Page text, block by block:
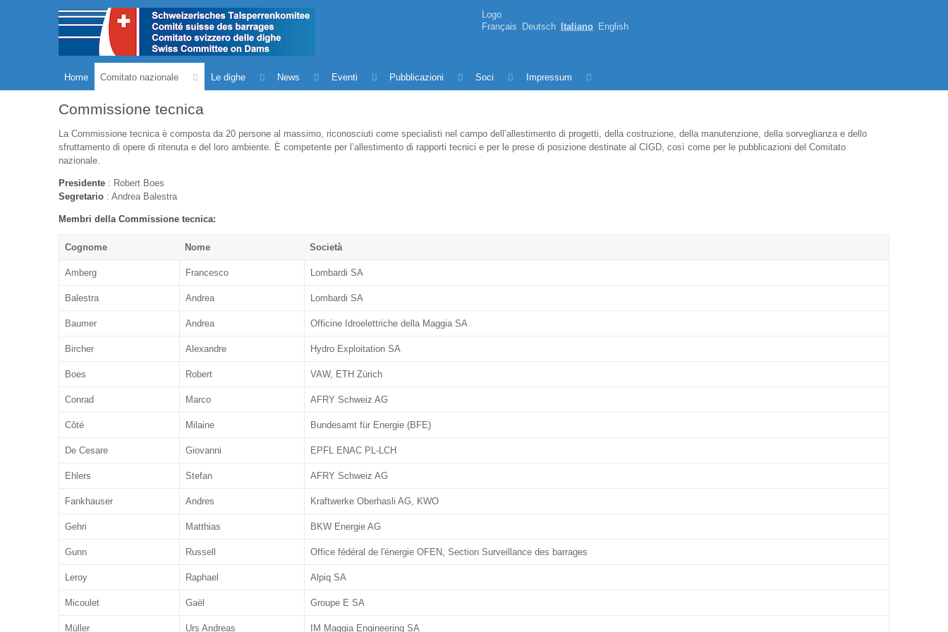
Logo
Français
Deutsch Italiano English
Home Comitato nazionale Le dighe News Eventi Pubblicazioni Soci Impressum
Commissione tecnica
La Commissione tecnica è composta da 20 persone al massimo, riconosciuti come specialisti nel campo dell’allestimento di progetti, della costruzione, della manutenzione, della sorveglianza e dello
sfruttamento di opere di ritenuta e del loro ambiente. È competente per l’allestimento di rapporti tecnici e per le prese di posizione destinate al CIGD, così come per le pubblicazioni del Comitato
nazionale.
Presidente: Robert Boes
Segretario: Andrea Balestra
Membri della Commissione tecnica:
Cognome Nome Società
Amberg Francesco Lombardi SA
Balestra Andrea Lombardi SA
Baumer Andrea Officine Idroelettriche della Maggia SA
Bircher Alexandre Hydro Exploitation SA
Boes Robert VAW, ETH Zürich
Conrad Marco AFRY Schweiz AG
Côté Milaine Bundesamt für Energie (BFE)
De Cesare Giovanni EPFL ENAC PL-LCH
Ehlers Stefan AFRY Schweiz AG
Fankhauser Andres Kraftwerke Oberhasli AG, KWO
Gehri Matthias BKW Energie AG
Gunn Russell Office fédéral de l'énergie OFEN, Section Surveillance des barrages
Leroy Raphael Alpiq SA
Micoulet Gaël Groupe E SA
Müller Urs Andreas IM Maggia Engineering SA